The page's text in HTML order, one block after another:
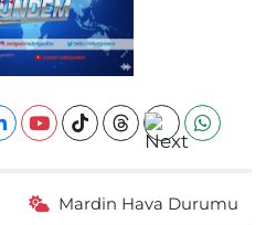
Mardin Hava Durumu